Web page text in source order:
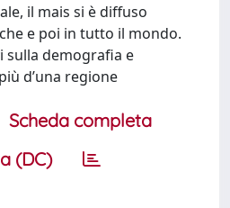
il mais si è diffuso
e poi in tutto il mondo.
sulla demografia e
d’una regione
Scheda completa
(DC)